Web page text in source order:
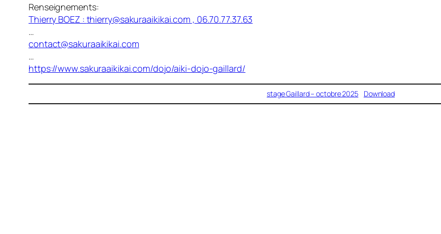
Renseignements:
Thierry BOEZ : thierry@sakuraaikikai.com , 06.70.77.37.63
…
contact@sakuraaikikai.com
…
https://www.sakuraaikikai.com/dojo/aiki-dojo-gaillard/
stage Gaillard – octobre 2025 Download